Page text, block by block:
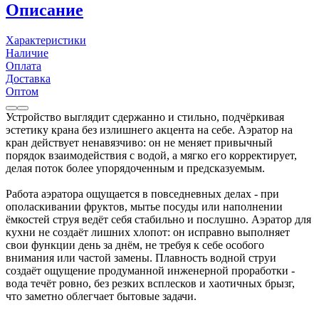
Описание
Характеристики
Наличие
Оплата
Доставка
Оптом
Устройство выглядит сдержанно и стильно, подчёркивая
эстетику крана без излишнего акцента на себе. Аэратор на
кран действует ненавязчиво: он не меняет привычный
порядок взаимодействия с водой, а мягко его корректирует,
делая поток более упорядоченным и предсказуемым.
Работа аэратора ощущается в повседневных делах - при
ополаскивании фруктов, мытье посуды или наполнении
ёмкостей струя ведёт себя стабильно и послушно. Аэратор для
кухни не создаёт лишних хлопот: он исправно выполняет
свои функции день за днём, не требуя к себе особого
внимания или частой замены. Плавность водной струи
создаёт ощущение продуманной инженерной проработки -
вода течёт ровно, без резких всплесков и хаотичных брызг,
что заметно облегчает бытовые задачи.